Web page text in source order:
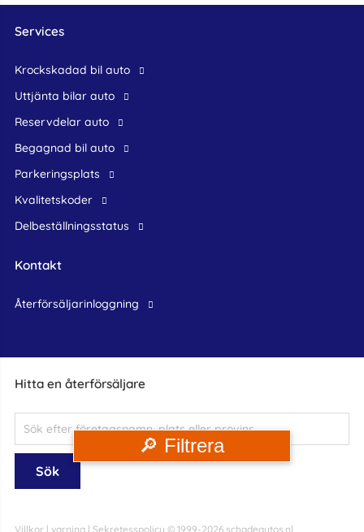
🔎 Filtrera
Hitta en återförsäljare
Villkor | varning| Sekretesspolicy © 1999-2026 schadeautos.nl
Services
krockskadad bil auto
Uttjänta bilar auto
reservdelar auto
begagnad bil auto
Parkeringsplats
Kvalitetskoder
Delbeställningsstatus
Kontakt
återförsäljarinloggning